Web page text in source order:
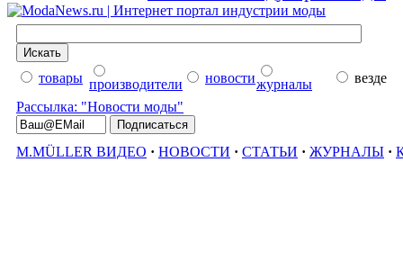
товары производители новостижурналы
везде
Рассылка: "Новости моды"
M.MÜLLER ВИДЕО · НОВОСТИ · СТАТЬИ · ЖУРНАЛЫ ·